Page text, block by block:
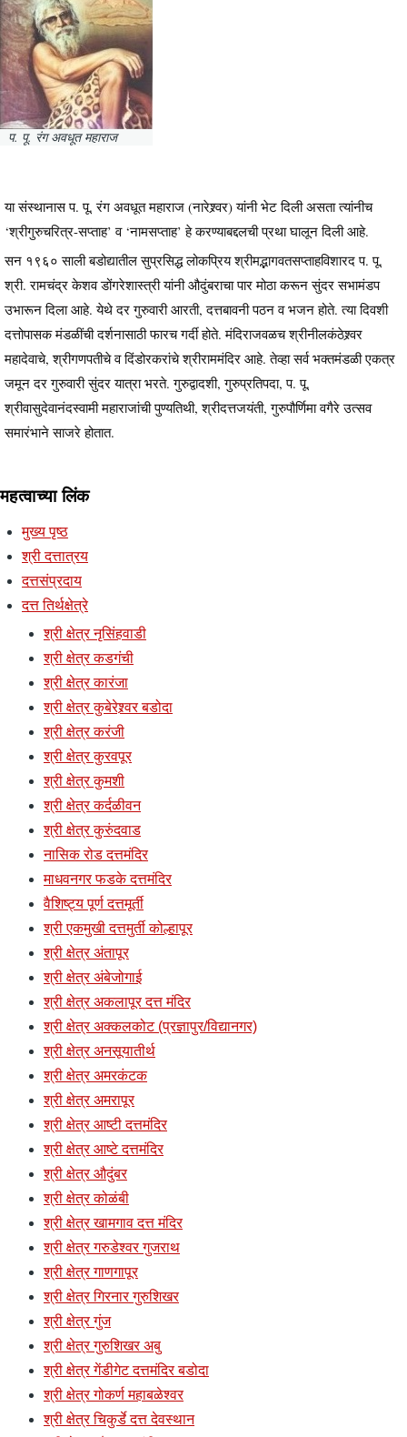
प. पू. रंग अवधूत महाराज
या संस्थानास प. पू. रंग अवधूत महाराज (नारेश्र्वर) यांनी भेट दिली असता त्यांनीच
‘श्रीगुरुचरित्र-सप्ताह’ व ‘नामसप्ताह’ हे करण्याबद्दलची प्रथा घालून दिली आहे.
सन १९६० साली बडोद्यातील सुप्रसिद्ध लोकप्रिय श्रीमद्भागवतसप्ताहविशारद प. पू.
श्री. रामचंद्र केशव डोंगरेशास्त्री यांनी औदुंबराचा पार मोठा करून सुंदर सभामंडप
उभारून दिला आहे. येथे दर गुरुवारी आरती, दत्तबावनी पठन व भजन होते. त्या दिवशी
दत्तोपासक मंडळींची दर्शनासाठी फारच गर्दी होते. मंदिराजवळच श्रीनीलकंठेश्र्वर
महादेवाचे, श्रीगणपतीचे व दिंडोरकरांचे श्रीराममंदिर आहे. तेव्हा सर्व भक्तमंडळी एकत्र
जमून दर गुरुवारी सुंदर यात्रा भरते. गुरुद्वादशी, गुरुप्रतिपदा, प. पू.
श्रीवासुदेवानंदस्वामी महाराजांची पुण्यतिथी, श्रीदत्तजयंती, गुरुपौर्णिमा वगैरे उत्सव
समारंभाने साजरे होतात.
महत्वाच्या लिंक
मुख्य पृष्ठ
श्री दत्तात्रय
दत्तसंप्रदाय
दत्त तिर्थक्षेत्रे
श्री क्षेत्र नृसिंहवाडी
श्री क्षेत्र कडगंची
श्री क्षेत्र कारंजा
श्री क्षेत्र कुबेरेश्र्वर बडोदा
श्री क्षेत्र करंजी
श्री क्षेत्र कुरवपूर
श्री क्षेत्र कुमशी
श्री क्षेत्र कर्दळीवन
श्री क्षेत्र कुरुंदवाड
नासिक रोड दत्तमंदिर
माधवनगर फडके दत्तमंदिर
वैशिष्ट्य पूर्ण दत्तमूर्ती
श्री एकमुखी दत्तमुर्ती कोल्हापूर
श्री क्षेत्र अंतापूर
श्री क्षेत्र अंबेजोगाई
श्री क्षेत्र अकलापूर दत्त मंदिर
श्री क्षेत्र अक्कलकोट (प्रज्ञापुर/विद्यानगर)
श्री क्षेत्र अनसूयातीर्थ
श्री क्षेत्र अमरकंटक
श्री क्षेत्र अमरापूर
श्री क्षेत्र आष्टी दत्तमंदिर
श्री क्षेत्र आष्टे दत्तमंदिर
श्री क्षेत्र औदुंबर
श्री क्षेत्र कोळंबी
श्री क्षेत्र खामगाव दत्त मंदिर
श्री क्षेत्र गरुडेश्वर गुजराथ
श्री क्षेत्र गाणगापूर
श्री क्षेत्र गिरनार गुरुशिखर
श्री क्षेत्र गुंज
श्री क्षेत्र गुरुशिखर अबु
श्री क्षेत्र गेंडीगेट दत्तमंदिर बडोदा
श्री क्षेत्र गोकर्ण महाबळेश्वर
श्री क्षेत्र चिकुर्डे दत्त देवस्थान